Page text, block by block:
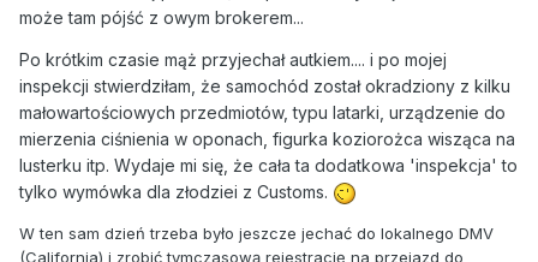
może tam pójść z owym brokerem...
Po krótkim czasie mąż przyjechał autkiem.... i po mojej
inspekcji stwierdziłam, że samochód został okradziony z kilku
małowartościowych przedmiotów, typu latarki, urządzenie do
mierzenia ciśnienia w oponach, figurka koziorożca wisząca na
lusterku itp. Wydaje mi się, że cała ta dodatkowa 'inspekcja' to
tylko wymówka dla złodziei z Customs.
W ten sam dzień trzeba było jeszcze jechać do lokalnego DMV
(California) i zrobić tymczasową rejestrację na przejazd do